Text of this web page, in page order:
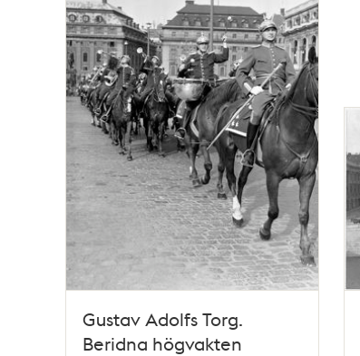
Gustav Adolfs Torg.
Beridna högvakten